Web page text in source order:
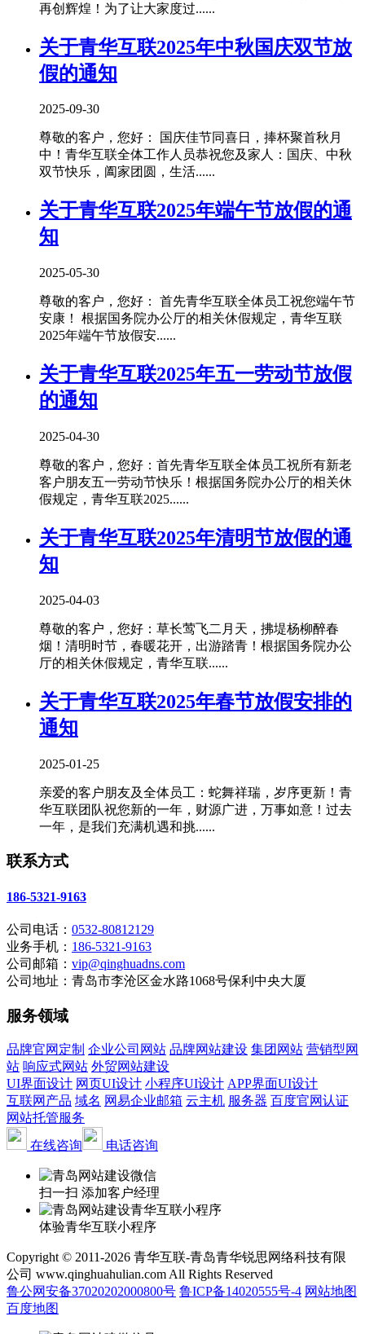
再创辉煌！为了让大家度过......
关于青华互联2025年中秋国庆双节放
假的通知
2025-09-30
尊敬的客户，您好： 国庆佳节同喜日，捧杯聚首秋月
中！青华互联全体工作人员恭祝您及家人：国庆、中秋
双节快乐，阖家团圆，生活......
关于青华互联2025年端午节放假的通
知
2025-05-30
尊敬的客户，您好： 首先青华互联全体员工祝您端午节
安康！ 根据国务院办公厅的相关休假规定，青华互联
2025年端午节放假安......
关于青华互联2025年五一劳动节放假
的通知
2025-04-30
尊敬的客户，您好：首先青华互联全体员工祝所有新老
客户朋友五一劳动节快乐！根据国务院办公厅的相关休
假规定，青华互联2025......
关于青华互联2025年清明节放假的通
知
2025-04-03
尊敬的客户，您好：草长莺飞二月天，拂堤杨柳醉春
烟！清明时节，春暖花开，出游踏青！根据国务院办公
厅的相关休假规定，青华互联......
关于青华互联2025年春节放假安排的
通知
2025-01-25
亲爱的客户朋友及全体员工：蛇舞祥瑞，岁序更新！青
华互联团队祝您新的一年，财源广进，万事如意！过去
一年，是我们充满机遇和挑......
联系方式
186-5321-9163
公司电话： 0532-80812129
业务手机： 186-5321-9163
公司邮箱： vip@qinghuadns.com
公司地址：青岛市李沧区金水路1068号保利中央大厦
服务领域
品牌官网定制 企业公司网站 品牌网站建设 集团网站 营销型网
站 响应式网站 外贸网站建设
UI界面设计 网页UI设计 小程序UI设计 APP界面UI设计
互联网产品 域名 网易企业邮箱 云主机 服务器 百度官网认证
网站托管服务
在线咨询
电话咨询
扫一扫 添加客户经理
体验青华互联小程序
Copyright © 2011-2026 青华互联-青岛青华锐思网络科技有限
公司 www.qinghuahulian.com All Rights Reserved
鲁公网安备37020202000800号 鲁ICP备14020555号-4 网站地图
百度地图